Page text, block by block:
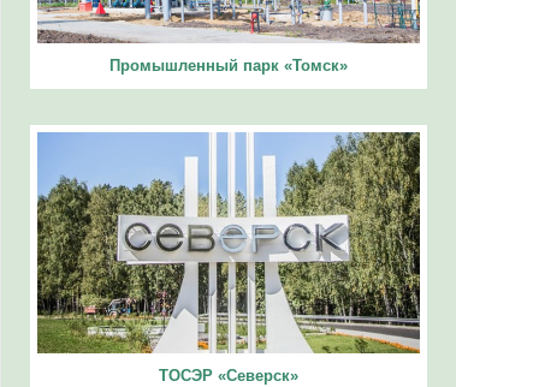
Промышленный парк «Томск»
ТОСЭР «Северск»